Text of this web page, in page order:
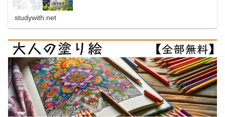
studywith.net